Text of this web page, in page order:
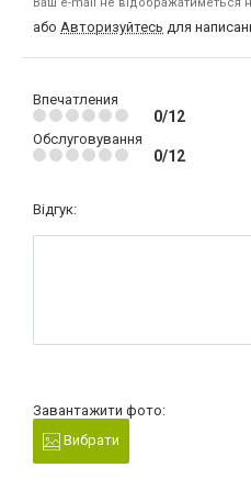
Ваш e-mail не відображатиметься
або Авторизуйтесь для
Впечатления
0/12
Обслуговування
0/12
Відгук:
Завантажити фото:
Вибрати